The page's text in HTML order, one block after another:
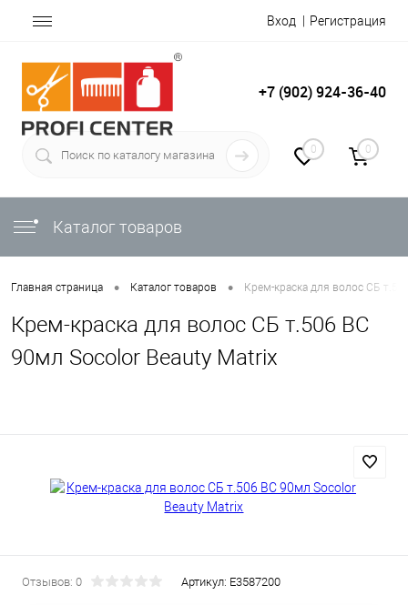
Вход Регистрация
+7 (902) 924-36-40
0 0
Каталог товаров
Главная страница • Каталог товаров • Крем-краска для волос СБ
Крем-краска для волос СБ т.506 BC
90мл Socolor Beauty Matrix
Отзывов: 0 Артикул: E3587200